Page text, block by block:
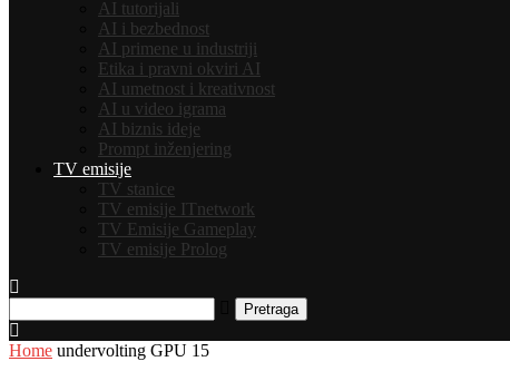
AI tutorijali
AI i bezbednost
AI primene u industriji
Etika i pravni okviri AI
AI umetnost i kreativnost
AI u video igrama
AI biznis ideje
Prompt inženjering
TV emisije
TV stanice
TV emisije ITnetwork
TV Emisije Gameplay
TV emisije Prolog
Pretraga
Home undervolting GPU 15